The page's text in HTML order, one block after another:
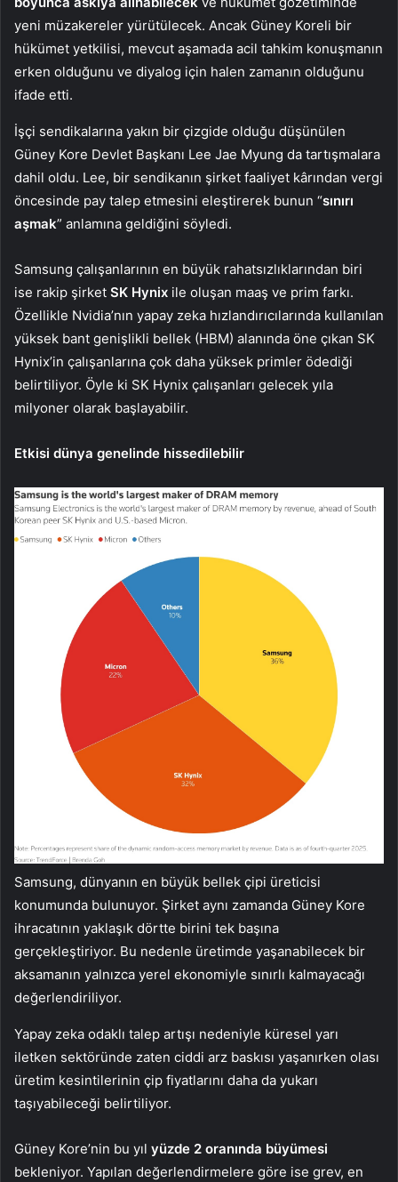
yeni müzakereler yürütülecek. Ancak Güney Koreli bir
hükümet yetkilisi, mevcut aşamada acil tahkim konuşmanın
erken olduğunu ve diyalog için halen zamanın olduğunu
ifade etti.
İşçi sendikalarına yakın bir çizgide olduğu düşünülen
Güney Kore Devlet Başkanı Lee Jae Myung da tartışmalara
dahil oldu. Lee, bir sendikanın şirket faaliyet kârından vergi
öncesinde pay talep etmesini eleştirerek bunun “sınırı
aşmak” anlamına geldiğini söyledi.
Samsung çalışanlarının en büyük rahatsızlıklarından biri
ise rakip şirket SK Hynix ile oluşan maaş ve prim farkı.
Özellikle Nvidia’nın yapay zeka hızlandırıcılarında kullanılan
yüksek bant genişlikli bellek (HBM) alanında öne çıkan SK
Hynix’in çalışanlarına çok daha yüksek primler ödediği
belirtiliyor. Öyle ki SK Hynix çalışanları gelecek yıla
milyoner olarak başlayabilir.
Etkisi dünya genelinde hissedilebilir
Samsung, dünyanın en büyük bellek çipi üreticisi
konumunda bulunuyor. Şirket aynı zamanda Güney Kore
ihracatının yaklaşık dörtte birini tek başına
gerçekleştiriyor. Bu nedenle üretimde yaşanabilecek bir
aksamanın yalnızca yerel ekonomiyle sınırlı kalmayacağı
değerlendiriliyor.
Yapay zeka odaklı talep artışı nedeniyle küresel yarı
iletken sektöründe zaten ciddi arz baskısı yaşanırken olası
üretim kesintilerinin çip fiyatlarını daha da yukarı
taşıyabileceği belirtiliyor.
Güney Kore’nin bu yıl yüzde 2 oranında büyümesi
bekleniyor. Yapılan değerlendirmelere göre ise grev, en